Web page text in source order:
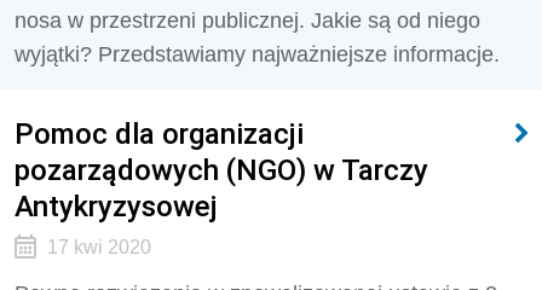
nosa w przestrzeni publicznej. Jakie są od niego
wyjątki? Przedstawiamy najważniejsze informacje.
Pomoc dla organizacji
pozarządowych (NGO) w Tarczy
Antykryzysowej
17 kwi 2020